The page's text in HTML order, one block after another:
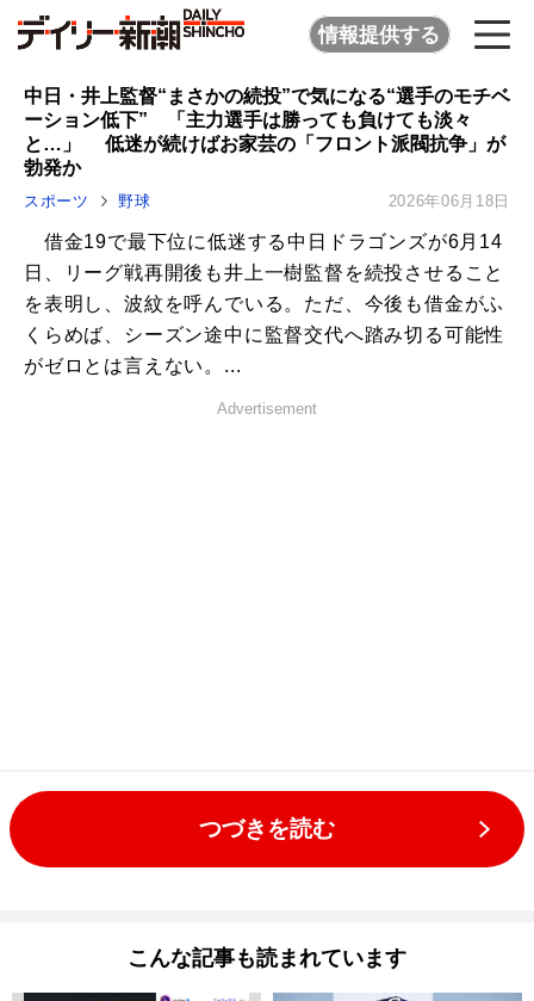
情報提供する
中日・井上監督“まさかの続投”で気になる“選手のモチベ
ーション低下” 「主力選手は勝っても負けても淡々
と…」 低迷が続けばお家芸の「フロント派閥抗争」が
勃発か
スポーツ 野球 2026年06月18日
借金19で最下位に低迷する中日ドラゴンズが6月14
日、リーグ戦再開後も井上一樹監督を続投させること
を表明し、波紋を呼んでいる。ただ、今後も借金がふ
くらめば、シーズン途中に監督交代へ踏み切る可能性
がゼロとは言えない。...
Advertisement
つづきを読む
こんな記事も読まれています